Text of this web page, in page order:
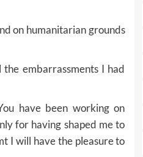
on humanitarian grounds
embarrassments I had
have been working on
for having shaped me to
I will have the pleasure to